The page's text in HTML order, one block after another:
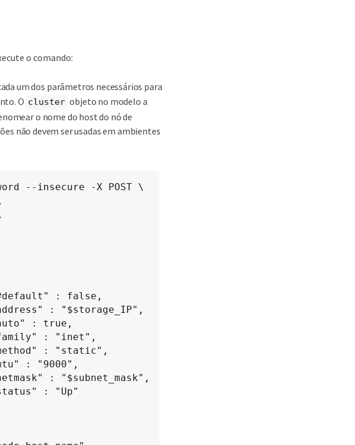
o comando:
um dos parâmetros necessários para
O cluster objeto no modelo a
o nome do host do nó de
não devem ser usadas em ambientes
--insecure -X POST \